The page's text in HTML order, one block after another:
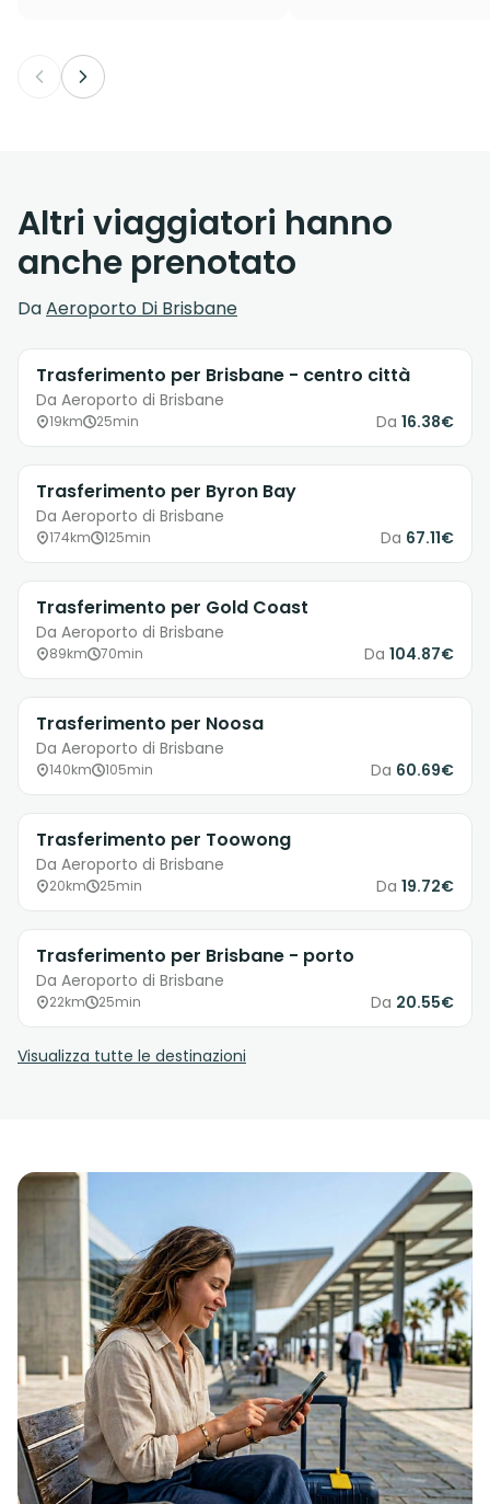
Altri viaggiatori hanno
anche prenotato
DaAeroporto Di Brisbane
Trasferimento per Brisbane - centro città
Da Aeroporto di Brisbane
19km 25min Da 16.38€
Trasferimento per Byron Bay
Da Aeroporto di Brisbane
174km 125min Da 67.11€
Trasferimento per Gold Coast
Da Aeroporto di Brisbane
89km 70min Da 104.87€
Trasferimento per Noosa
Da Aeroporto di Brisbane
140km 105min Da 60.69€
Trasferimento per Toowong
Da Aeroporto di Brisbane
20km 25min Da 19.72€
Trasferimento per Brisbane - porto
Da Aeroporto di Brisbane
22km 25min Da 20.55€
Visualizza tutte le destinazioni